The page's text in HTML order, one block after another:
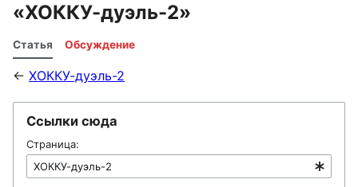
«ХОККУ-дуэль-2»
Статья Обсуждение
← ХОККУ-дуэль-2
Ссылки сюда
Страница: